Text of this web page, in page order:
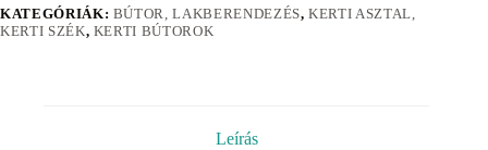
KATEGÓRIÁK: BÚTOR, LAKBERENDEZÉS,KERTI ASZTAL,
KERTI SZÉK, KERTI BÚTOROK
Leírás